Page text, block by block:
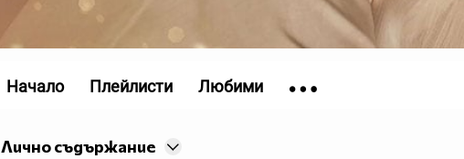
Лично съдържание
Начало Плейлисти Любими